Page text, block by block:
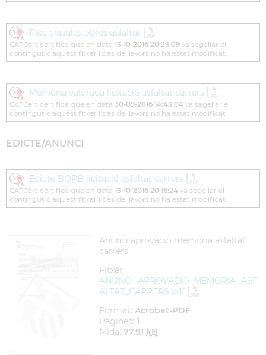
Plec clàsules obres asfaltat
CATCert certifica que en data 13-10-2016 20:23:09 va segellar el
contingut d'aquest fitxer i des de llavors no ha estat modificat.
Memòria valorada licitació asfaltat carrers
CATCert certifica que en data 30-09-2016 14:43:04 va segellar el
contingut d'aquest fitxer i des de llavors no ha estat modificat.
EDICTE/ANUNCI
Edicte BOPB licitació asfaltat carrers
CATCert certifica que en data 13-10-2016 20:16:24 va segellar el
contingut d'aquest fitxer i des de llavors no ha estat modificat.
Anunci aprovació memòria asfaltat
carrers
Fitxer:
ANUNCI_APROVACIO_MEMORIA_ASF
ALTAT_CARRERS.pdf
Format: Acrobat-PDF
Pàgines: 1
Mida: 77.91 kB